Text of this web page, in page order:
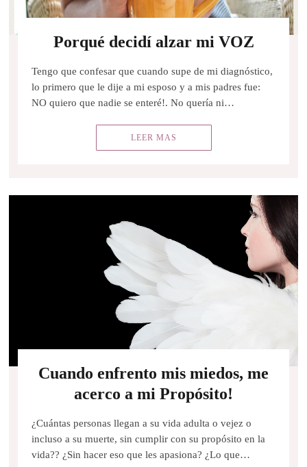
Porqué decidí alzar mi VOZ
Tengo que confesar que cuando supe de mi diagnóstico,
lo primero que le dije a mi esposo y a mis padres fue:
NO quiero que nadie se enteré!. No quería ni…
LEER MAS
Cuando enfrento mis miedos, me
acerco a mi Propósito!
¿Cuántas personas llegan a su vida adulta o vejez o
incluso a su muerte, sin cumplir con su propósito en la
vida?? ¿Sin hacer eso que les apasiona? ¿Lo que…